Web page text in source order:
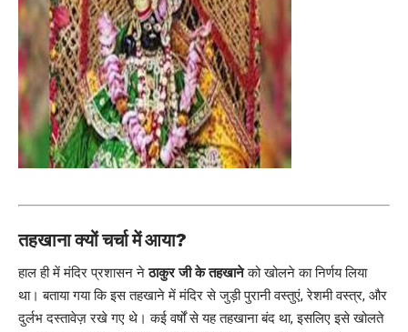
तहखाना क्यों चर्चा में आया?
हाल ही में मंदिर प्रशासन नेठाकुर जी के तहखानेको खोलने का निर्णय लिया
था। बताया गया कि इस तहखाने में मंदिर से जुड़ी पुरानी वस्तुएं, रेशमी वस्त्र, और
दुर्लभ दस्तावेज़ रखे गए थे। कई वर्षों से यह तहखाना बंद था, इसलिए इसे खोलते